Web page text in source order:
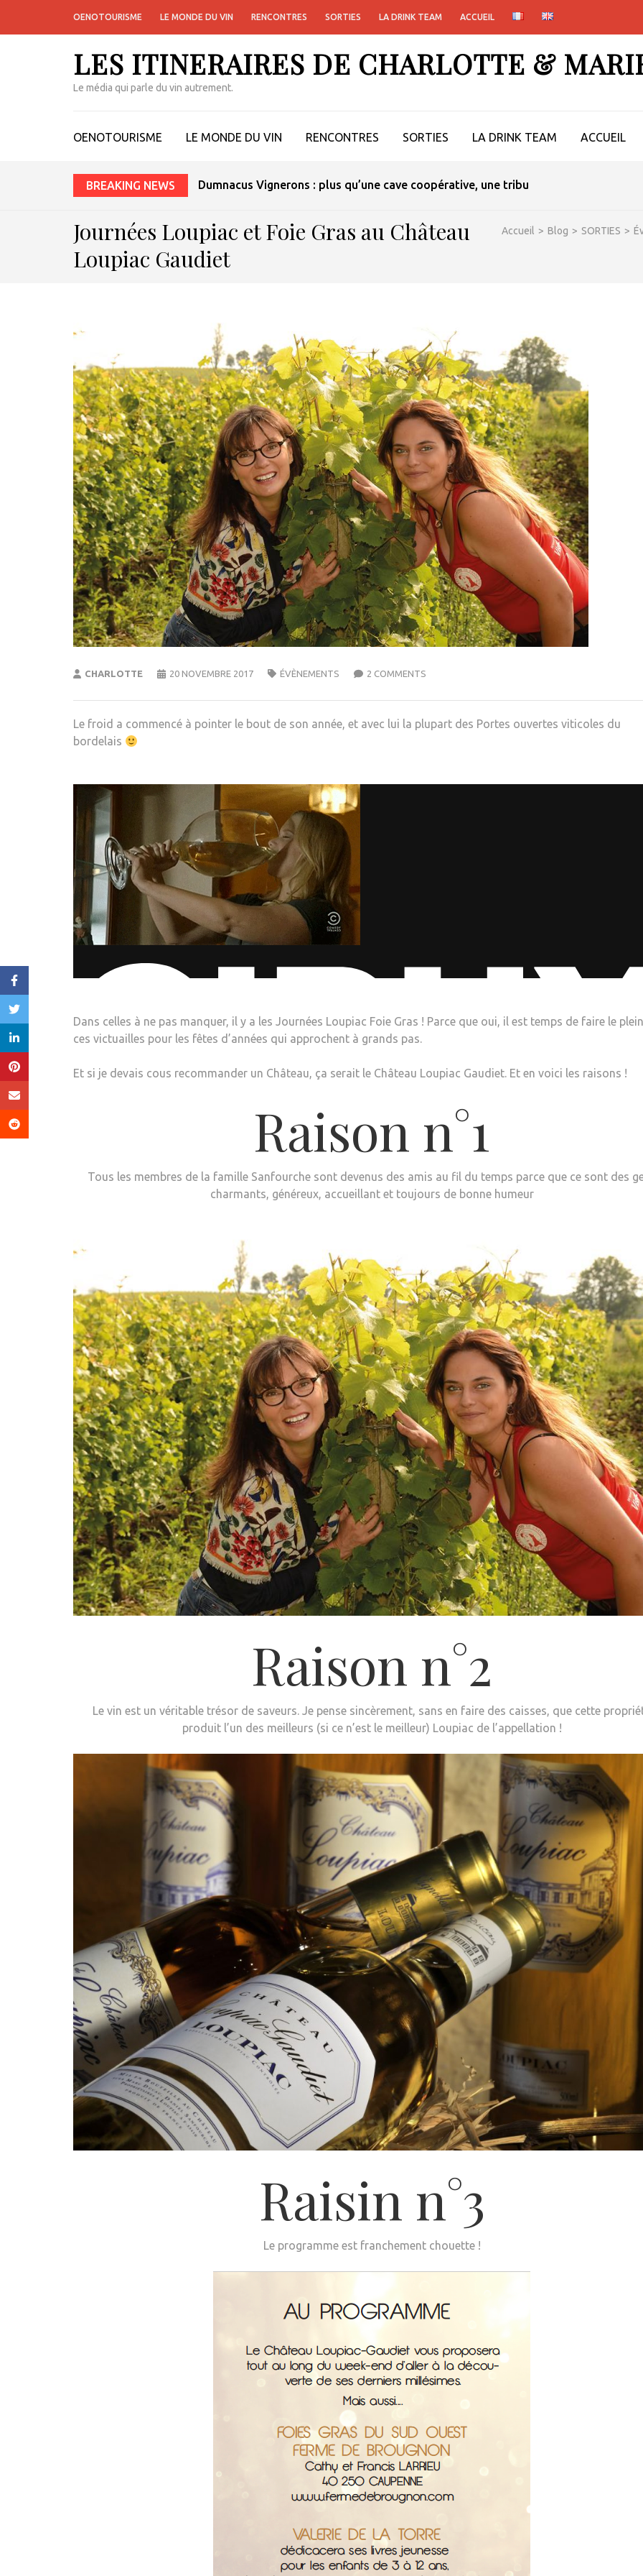
OENOTOURISME LE MONDE DU VIN RENCONTRES SORTIES LA DRINK TEAM ACCUEIL
LES ITINERAIRES DE CHARLOTTE &
Le média qui parle du vin autrement.
OENOTOURISME LE MONDE DU VIN RENCONTRES SORTIES LA DRINK TEAM ACCUEIL
BREAKING NEWS Le vin sans alcool peut-il vraiment convaincre ?
Accueil > Blog > SORTIES >
Journées Loupiac et Foie Gras au Château
Loupiac Gaudiet
CHARLOTTE 20 NOVEMBRE 2017 ÉVÈNEMENTS 2 COMMENTS
Le froid a commencé à pointer le bout de son année, et avec lui la plupart des Portes ouvertes viticoles du
bordelais
Dans celles à ne pas manquer, il y a les Journées Loupiac Foie Gras ! Parce que oui, il est temps de faire le
ces victuailles pour les fêtes d’années qui approchent à grands pas.
Et si je devais cous recommander un Château, ça serait le Château Loupiac Gaudiet. Et en voici les raisons !
Raison n°1
Tous les membres de la famille Sanfourche sont devenus des amis au fil du temps parce que ce sont des
charmants, généreux, accueillant et toujours de bonne humeur
Raison n°2
Le vin est un véritable trésor de saveurs. Je pense sincèrement, sans en faire des caisses, que cette
produit l’un des meilleurs (si ce n’est le meilleur) Loupiac de l’appellation !
Raisin n°3
Le programme est franchement chouette !